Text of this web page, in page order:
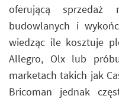
oferującą sprzedaż
budowlanych i
wiedząc ile kosztuje
Allegro, Olx lub
marketach takich jak
Bricoman jednak